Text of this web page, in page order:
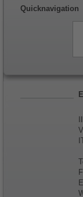
Quicknavigation